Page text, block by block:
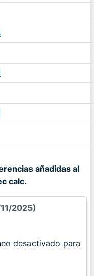
añadidas al
calc.
2025)
desactivado para